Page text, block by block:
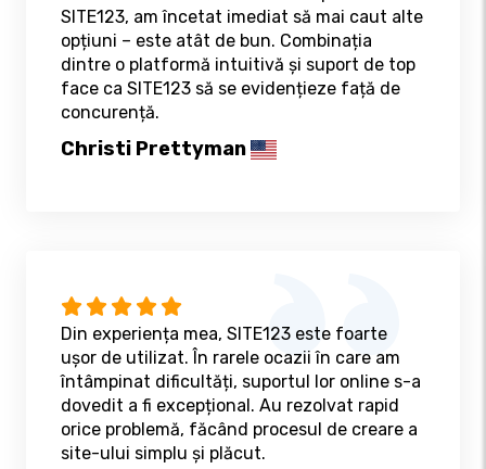
SITE123, am încetat imediat să mai caut alte
opțiuni – este atât de bun. Combinația
dintre o platformă intuitivă și suport de top
face ca SITE123 să se evidențieze față de
concurență.
Christi Prettyman
Din experiența mea, SITE123 este foarte
ușor de utilizat. În rarele ocazii în care am
întâmpinat dificultăți, suportul lor online s-a
dovedit a fi excepțional. Au rezolvat rapid
orice problemă, făcând procesul de creare a
site-ului simplu și plăcut.